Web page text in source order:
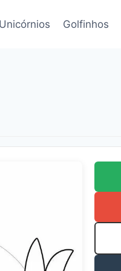
Unicórnios Golfinhos